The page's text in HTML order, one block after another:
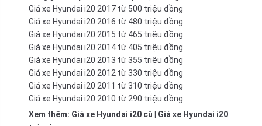
Giá xe Hyundai i20 2017 từ 500 triệu đồng
Giá xe Hyundai i20 2016 từ 480 triệu đồng
Giá xe Hyundai i20 2015 từ 465 triệu đồng
Giá xe Hyundai i20 2014 từ 405 triệu đồng
Giá xe Hyundai i20 2013 từ 355 triệu đồng
Giá xe Hyundai i20 2012 từ 330 triệu đồng
Giá xe Hyundai i20 2011 từ 310 triệu đồng
Giá xe Hyundai i20 2010 từ 290 triệu đồng
Xem thêm: Giá xe Hyundai i20 cũ
Giá xe Hyundai i20